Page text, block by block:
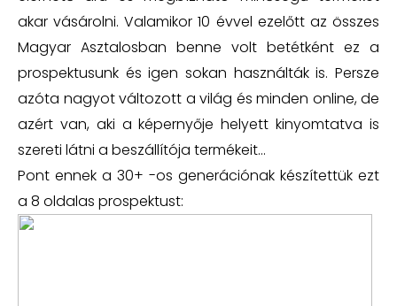
akar vásárolni. Valamikor 10 évvel ezelőtt az összes
Magyar Asztalosban benne volt betétként ez a
prospektusunk és igen sokan használták is. Persze
azóta nagyot változott a világ és minden online, de
azért van, aki a képernyője helyett kinyomtatva is
szereti látni a beszállítója termékeit...
Pont ennek a 30+ -os generációnak készítettük ezt
a 8 oldalas prospektust: